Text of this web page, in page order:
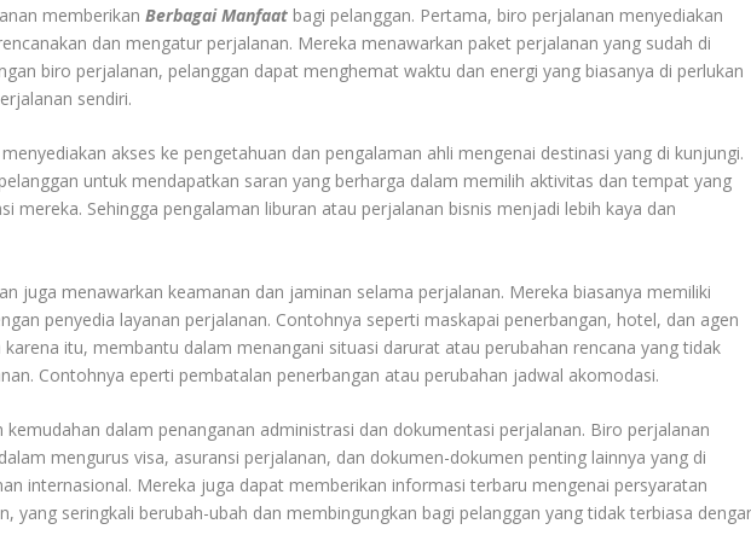
memberikanBerbagai Manfaat bagi pelanggan. Pertama, biro perjalanan menyediakan
dan mengatur perjalanan. Mereka menawarkan paket perjalanan yang sudah di
biro perjalanan, pelanggan dapat menghemat waktu dan energi yang biasanya di perlukan
sendiri.
akses ke pengetahuan dan pengalaman ahli mengenai destinasi yang di kunjungi.
untuk mendapatkan saran yang berharga dalam memilih aktivitas dan tempat yang
mereka. Sehingga pengalaman liburan atau perjalanan bisnis menjadi lebih kaya dan
juga menawarkan keamanan dan jaminan selama perjalanan. Mereka biasanya memiliki
penyedia layanan perjalanan. Contohnya seperti maskapai penerbangan, hotel, dan agen
itu, membantu dalam menangani situasi darurat atau perubahan rencana yang tidak
Contohnya eperti pembatalan penerbangan atau perubahan jadwal akomodasi.
kemudahan dalam penanganan administrasi dan dokumentasi perjalanan. Biro perjalanan
mengurus visa, asuransi perjalanan, dan dokumen-dokumen penting lainnya yang di
internasional. Mereka juga dapat memberikan informasi terbaru mengenai persyaratan
yang seringkali berubah-ubah dan membingungkan bagi pelanggan yang tidak terbiasa